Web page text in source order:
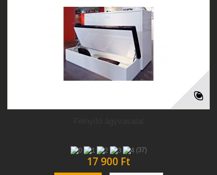
(37)
17 900 Ft‎